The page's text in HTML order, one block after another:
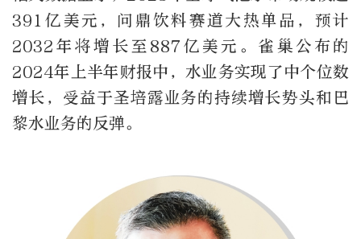
391亿美元，问鼎饮料赛道大热单品，预计
2032年将增长至887亿美元。雀巢公布的
2024年上半年财报中，水业务实现了中个位数
增长，受益于圣培露业务的持续增长势头和巴
黎水业务的反弹。